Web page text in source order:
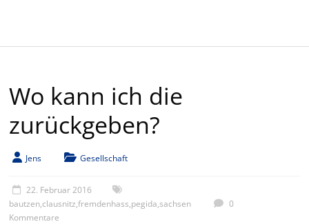
Wo kann ich die
zurückgeben?
Jens Gesellschaft
22. Februar 2016
bautzen,clausnitz,fremdenhass,pegida,sachsen
0
Kommentare